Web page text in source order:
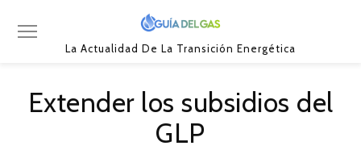
La Actualidad De La Transición Energética
Extender los subsidios del
GLP